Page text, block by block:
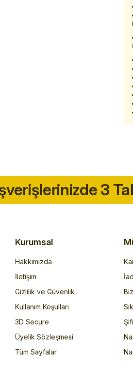
3
Kurumsal
Hakkımızda
İletişim
Gizlilik ve Güvenlik
Kullanım Koşulları
3D Secure
Üyelik Sözleşmesi
Tüm Sayfalar